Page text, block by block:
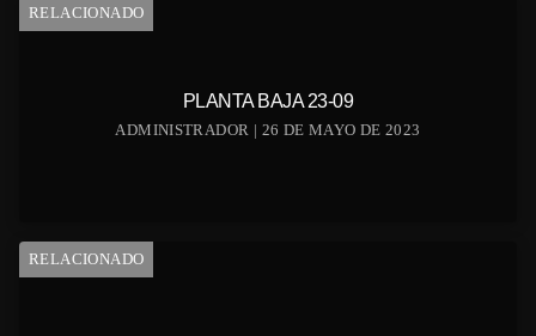
RELACIONADO
PLANTA BAJA 23-09
ADMINISTRADOR | 26 DE MAYO DE 2023
RELACIONADO